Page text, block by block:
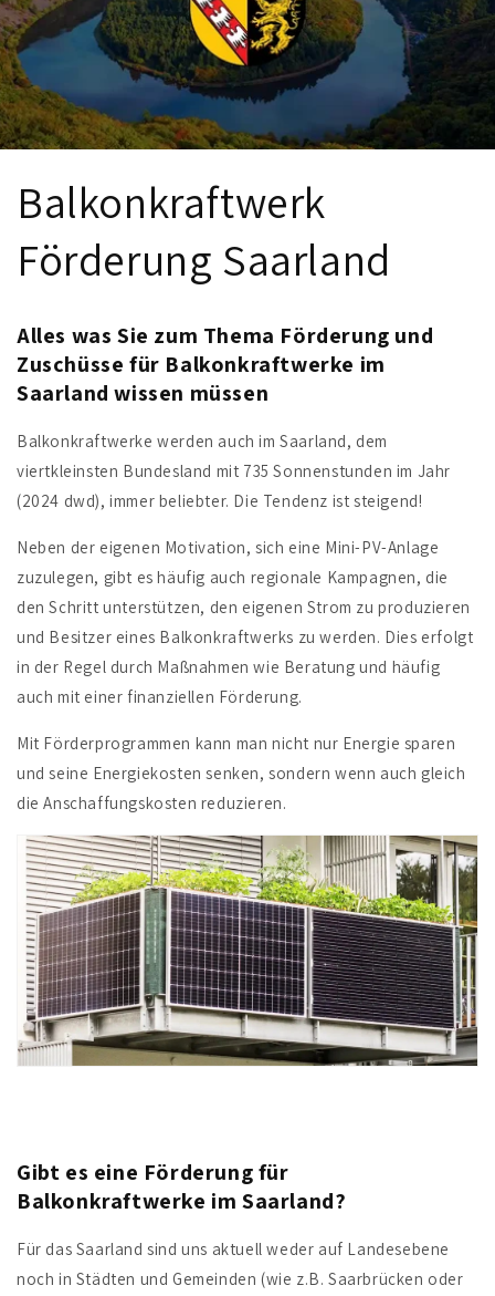
Balkonkraftwerk
Förderung Saarland
Alles was Sie zum Thema Förderung und
Zuschüsse für Balkonkraftwerke im
Saarland wissen müssen
Balkonkraftwerke werden auch im Saarland, dem
viertkleinsten Bundesland mit 735 Sonnenstunden im Jahr
(2024 dwd), immer beliebter. Die Tendenz ist steigend!
Neben der eigenen Motivation, sich eine Mini-PV-Anlage
zuzulegen, gibt es häufig auch regionale Kampagnen, die
den Schritt unterstützen, den eigenen Strom zu produzieren
und Besitzer eines Balkonkraftwerks zu werden. Dies erfolgt
in der Regel durch Maßnahmen wie Beratung und häufig
auch mit einer finanziellen Förderung.
Mit Förderprogrammen kann man nicht nur Energie sparen
und seine Energiekosten senken, sondern wenn auch gleich
die Anschaffungskosten reduzieren.
Gibt es eine Förderung für
Balkonkraftwerke im Saarland?
Für das Saarland sind uns aktuell weder auf Landesebene
noch in Städten und Gemeinden (wie z.B. Saarbrücken oder